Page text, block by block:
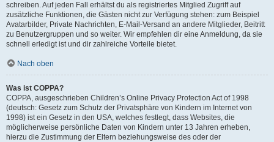
schreiben. Auf jeden Fall erhältst du als registriertes Mitglied Zugriff auf
zusätzliche Funktionen, die Gästen nicht zur Verfügung stehen: zum Beispiel
Avatarbilder, Private Nachrichten, E-Mail-Versand an andere Mitglieder, Beitritt
zu Benutzergruppen und so weiter. Wir empfehlen dir eine Anmeldung, da sie
schnell erledigt ist und dir zahlreiche Vorteile bietet.
Nach oben
Was ist COPPA?
COPPA, ausgeschrieben Children’s Online Privacy Protection Act of 1998
(deutsch: Gesetz zum Schutz der Privatsphäre von Kindern im Internet von
1998) ist ein Gesetz in den USA, welches festlegt, dass Websites, die
möglicherweise persönliche Daten von Kindern unter 13 Jahren erheben,
hierzu die Zustimmung der Eltern beziehungsweise des oder der